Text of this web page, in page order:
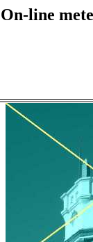
On-line